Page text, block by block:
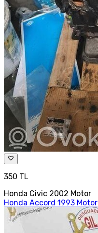
350 TL
Honda Civic 2002 Motor
Honda Accord 1993 Motor